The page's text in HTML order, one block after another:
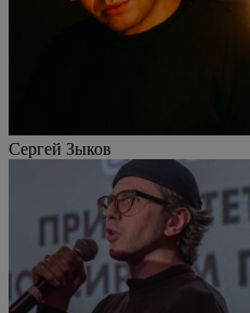
Сергей Зыков